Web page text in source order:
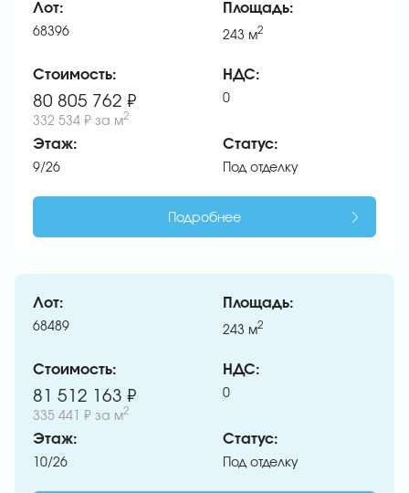
Лот:
68396
Площадь:
243 м2
Стоимость:
80 805 762 ₽
332 534 ₽ за м2
НДС:
0
Этаж:
9/26
Статус:
Под отделку
Подробнее
Лот:
68489
Площадь:
243 м2
Стоимость:
81 512 163 ₽
335 441 ₽ за м2
НДС:
0
Этаж:
10/26
Статус:
Под отделку